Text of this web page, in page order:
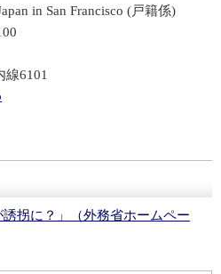
in San Francisco (戸籍係)
線6101
誘拐に？」（外務省ホームペー